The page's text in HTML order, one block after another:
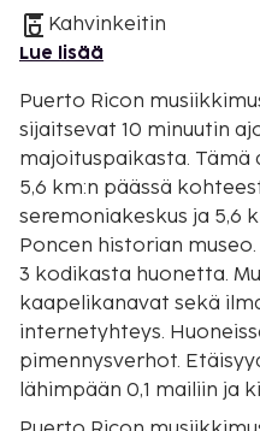
Kahvinkeitin
Lue lisää
Puerto Ricon
sijaitsevat 10 minuutin
majoituspaikasta. Tämä aamiaismajoitus sijaitsee
5,6 km:n päässä
seremoniakeskus ja 5,6
Poncen historian
3 kodikasta huonetta.
kaapelikanavat sekä
internetyhteys.
pimennysverhot.
lähimpään 0,1 mailiin ja